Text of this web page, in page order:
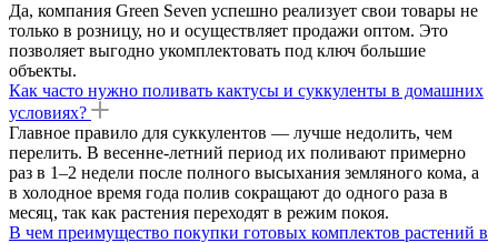
Да, компания Green Seven успешно реализует свои товары не
только в розницу, но и осуществляет продажи оптом. Это
позволяет выгодно укомплектовать под ключ большие
объекты.
Как часто нужно поливать кактусы и суккуленты в домашних
условиях?
Главное правило для суккулентов — лучше недолить, чем
перелить. В весенне-летний период их поливают примерно
раз в 1–2 недели после полного высыхания земляного кома, а
в холодное время года полив сокращают до одного раза в
месяц, так как растения переходят в режим покоя.
В чем преимущество покупки готовых комплектов растений в